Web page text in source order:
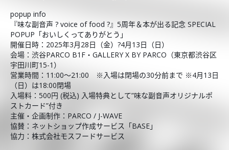
popup info
『味な副音声 ? voice of food ?』5周年＆本が出る記念 SPECIAL
POPUP「おいしくってありがとう」
開催日時：2025年3月28日（金）?4月13日（日）
会場：渋谷PARCO B1F・GALLERY X BY PARCO（東京都渋谷区
宇田川町15-1）
営業時間：11:00～21:00 ※入場は閉場の30分前まで ※4月13日
（日）は18:00閉場
入場料：500円 (税込) 入場特典として”味な副音声オリジナルポ
ストカード”付き
主催・企画制作：PARCO / J-WAVE
協賛：ネットショップ作成サービス「BASE」
協力：株式会社モスフードサービス